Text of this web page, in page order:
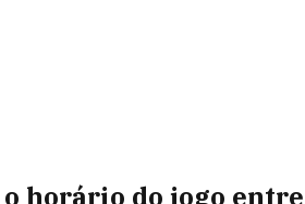
o horário do jogo